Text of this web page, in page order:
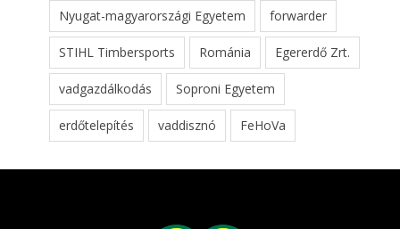
Nyugat-magyarországi Egyetem forwarder
STIHL Timbersports Románia Egererdő Zrt.
vadgazdálkodás Soproni Egyetem
erdőtelepítés vaddisznó FeHoVa